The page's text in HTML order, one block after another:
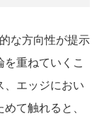
な方向性が提示
重ねていくこ
、エッジにおい
て触れると、